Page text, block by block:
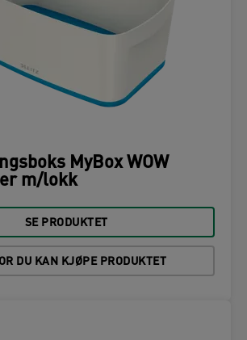
MyBox WOW
m/lokk
SE PRODUKTET
DU KAN KJØPE PRODUKTET